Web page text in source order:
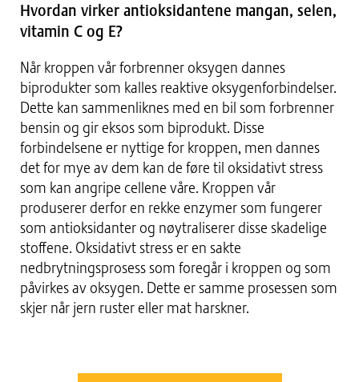
Hvordan virker antioksidantene mangan, selen,
vitamin C og E?
Når kroppen vår forbrenner oksygen dannes
biprodukter som kalles reaktive oksygenforbindelser.
Dette kan sammenliknes med en bil som forbrenner
bensin og gir eksos som biprodukt. Disse
forbindelsene er nyttige for kroppen, men dannes
det for mye av dem kan de føre til oksidativt stress
som kan angripe cellene våre. Kroppen vår
produserer derfor en rekke enzymer som fungerer
som antioksidanter og nøytraliserer disse skadelige
stoffene. Oksidativt stress er en sakte
nedbrytningsprosess som foregår i kroppen og som
påvirkes av oksygen. Dette er samme prosessen som
skjer når jern ruster eller mat harskner.